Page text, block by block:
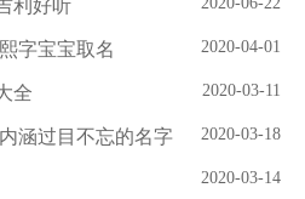
利好听
2020-04-01
字宝宝取名
2020-03-11
全
2020-03-18
涵过目不忘的名字
2020-03-14